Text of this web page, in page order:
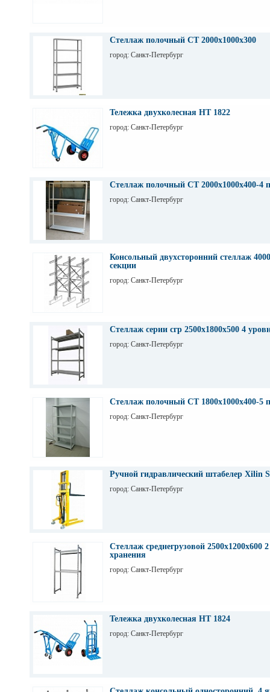
Стеллаж полочный СТ 2000х1000х300
город: Санкт-Петербург
Тележка двухколесная НТ 1822
город: Санкт-Петербург
Стеллаж полочный СТ 2000х1000х400-4
город: Санкт-Петербург
Консольный двухсторонний стеллаж
секции
город: Санкт-Петербург
Стеллаж серии сгр 2500х1800х500 4
город: Санкт-Петербург
Стеллаж полочный СТ 1800х1000х400-5
город: Санкт-Петербург
Ручной гидравлический штабелер Xilin
город: Санкт-Петербург
Стеллаж среднегрузовой 2500х1200х600
хранения
город: Санкт-Петербург
Тележка двухколесная НТ 1824
город: Санкт-Петербург